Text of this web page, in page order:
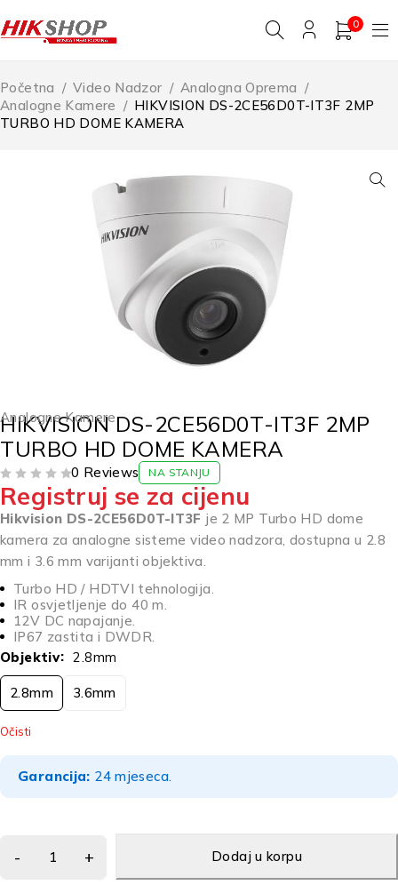
0
Početna / Video Nadzor / Analogna Oprema /
Analogne Kamere / HIKVISION DS-2CE56D0T-IT3F 2MP
TURBO HD DOME KAMERA
Analogne Kamere
HIKVISION DS-2CE56D0T-IT3F 2MP
TURBO HD DOME KAMERA
0 Reviews NA STANJU
Registruj se za cijenu
Hikvision DS-2CE56D0T-IT3F je 2 MP Turbo HD dome
kamera za analogne sisteme video nadzora, dostupna u 2.8
mm i 3.6 mm varijanti objektiva.
Turbo HD / HDTVI tehnologija.
IR osvjetljenje do 40 m.
12V DC napajanje.
IP67 zastita i DWDR.
Objektiv
2.8mm
2.8mm 3.6mm
Očisti
Garancija: 24 mjeseca.
Dodaj u korpu